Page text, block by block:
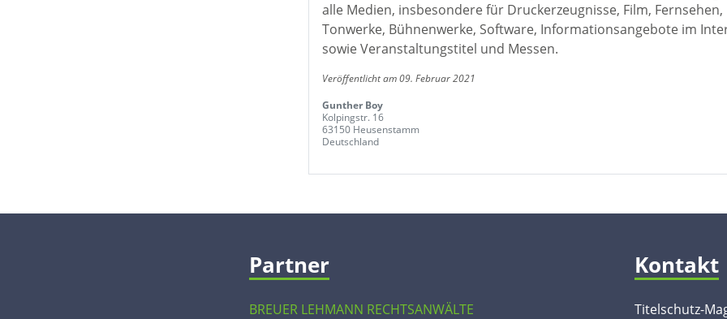
alle Medien, insbesondere für Druckerzeugnisse, Film, Fernsehen,
Tonwerke, Bühnenwerke, Software, Informationsangebote im
sowie Veranstaltungstitel und Messen.
Veröffentlicht am 09. Februar 2021
Gunther Boy
Kolpingstr. 16
63150 Heusenstamm
Deutschland
Partner
BREUER LEHMANN RECHTSANWÄLTE
Kontakt
Titelschutz-